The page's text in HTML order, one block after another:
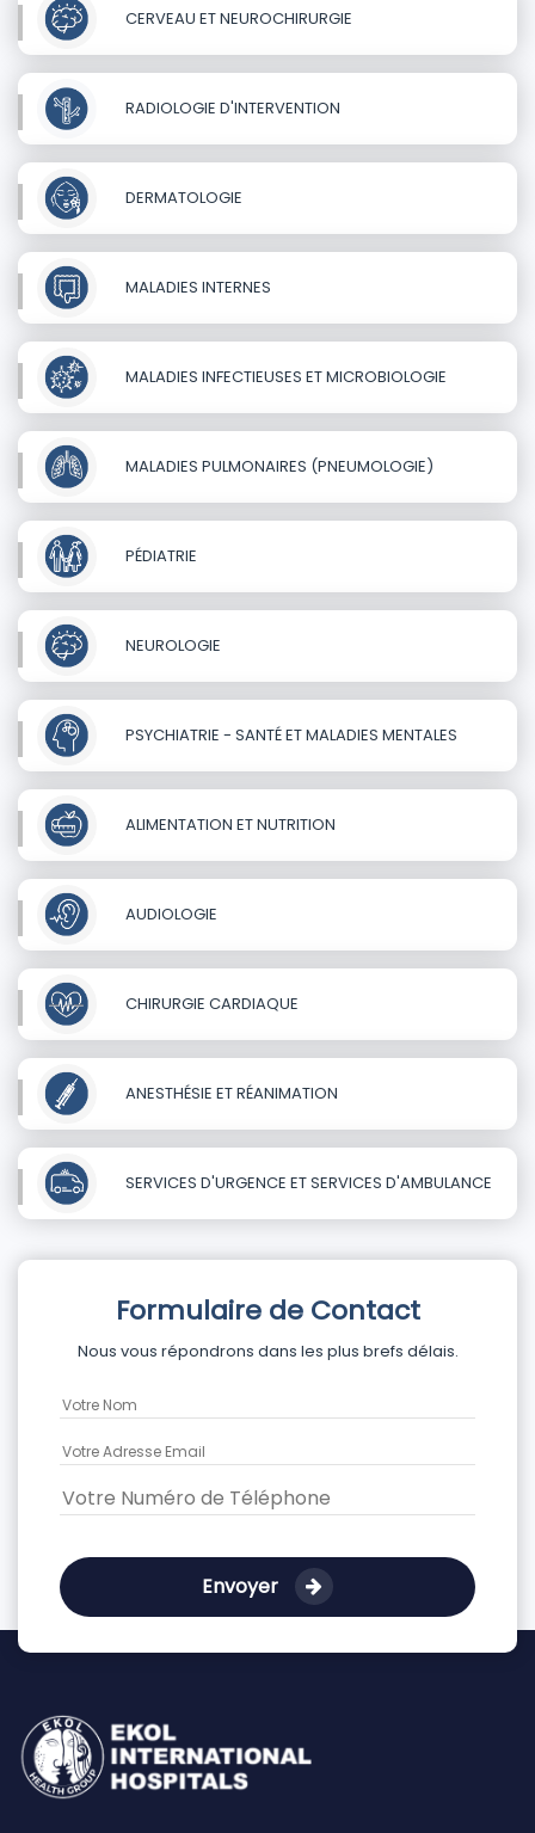
CERVEAU ET NEUROCHIRURGIE
RADIOLOGIE D'INTERVENTION
DERMATOLOGIE
MALADIES INTERNES
MALADIES INFECTIEUSES ET MICROBIOLOGIE
MALADIES PULMONAIRES (PNEUMOLOGIE)
PÉDIATRIE
NEUROLOGIE
PSYCHIATRIE - SANTÉ ET MALADIES MENTALES
ALIMENTATION ET NUTRITION
AUDIOLOGIE
CHIRURGIE CARDIAQUE
ANESTHÉSIE ET RÉANIMATION
SERVICES D'URGENCE ET SERVICES D'AMBULANCE
Formulaire de Contact
Nous vous répondrons dans les plus brefs délais.
Envoyer